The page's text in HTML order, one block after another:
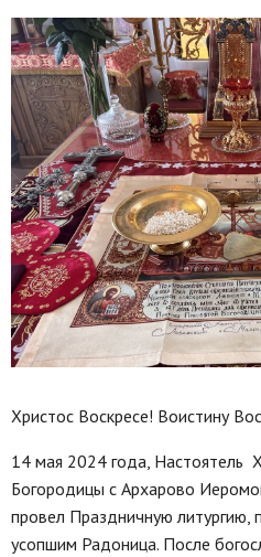
Христос Воскресе! Воистину
14 мая 2024 года, Настоятель
Богородицы с Архарово
провел Праздничную литургию,
усопшим Радоница. После